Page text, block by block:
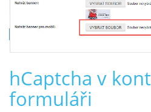
hCaptcha v
formuláři